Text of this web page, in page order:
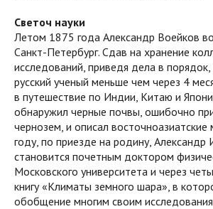
Светоч науки
Летом 1875 года Александр Воейков
Санкт-Петербург. Сдав на хранение
исследований, приведя дела в
русский ученый меньше чем через 4
в путешествие по Индии, Китаю и
обнаружил черные почвы, ошибочно
чернозем, и описал
году, по приезде на родину, Александр
становится почетным доктором
Московского университета и через
книгу «Климаты земного шара», в
обобщение многим своим